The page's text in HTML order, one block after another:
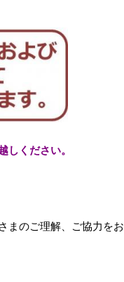
しください。
のご理解、ご協力をお